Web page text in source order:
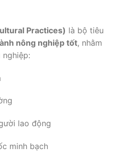
Practices) là bộ tiêu
nông nghiệp tốt, nhằm
nghiệp:
lao động
minh bạch